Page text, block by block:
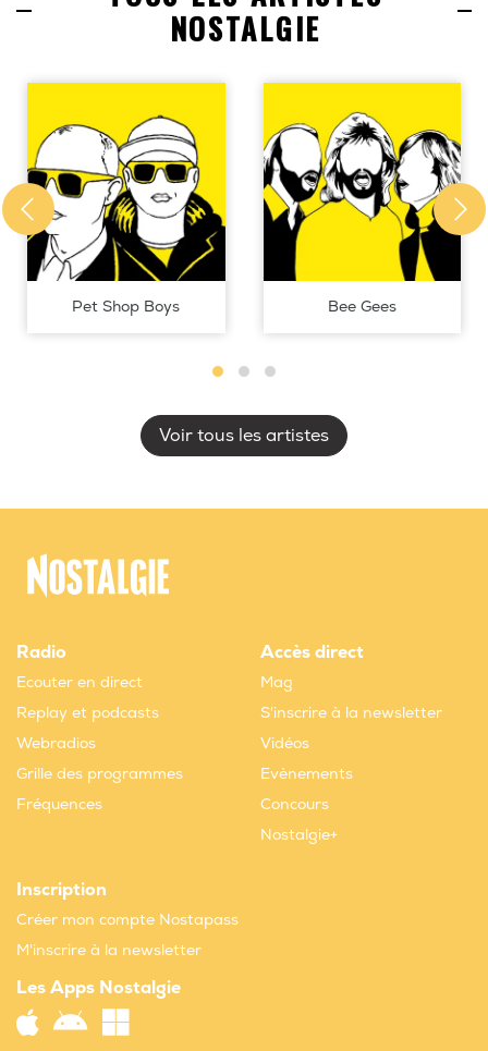
NOSTALGIE
Pet Shop Boys Bee Gees
Voir tous les artistes
Radio
Ecouter en direct
Replay et podcasts
Webradios
Grille des programmes
Fréquences
Accès direct
Mag
S'inscrire à la newsletter
Vidéos
Evènements
Concours
Nostalgie+
Inscription
Créer mon compte Nostapass
M'inscrire à la newsletter
Les Apps Nostalgie